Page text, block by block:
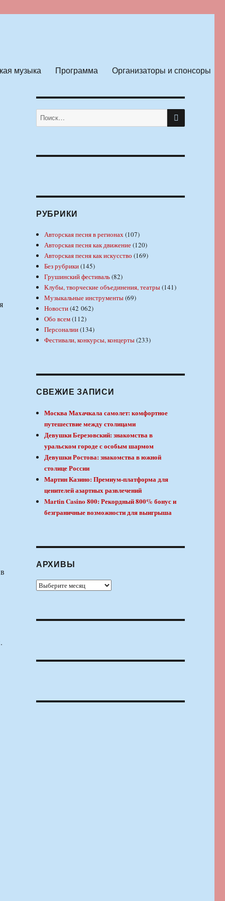
музыка Программа Организаторы и спонсоры
Искать: ПОИСК
РУБРИКИ
Авторская песня в регионах(107)
Авторская песня как движение(120)
Авторская песня как искусство (169)
Без рубрики(145)
Грушинский фестиваль(82)
Клубы, творческие объединения, театры(141)
Музыкальные инструменты(69)
Новости(42 062)
Обо всем(112)
Персоналии(134)
Фестивали, конкурсы, концерты(233)
СВЕЖИЕ ЗАПИСИ
Москва Махачкала самолет: комфортное
путешествие между столицами
Девушки Березовский: знакомства в
уральском городе с особым шармом
Девушки Ростова: знакомства в южной
столице России
Мартин Казино: Премиум-платформа для
ценителей азартных развлечений
Martin Casino 800: Рекордный 800% бонус и
безграничные возможности для выигрыша
АРХИВЫ
Архивы